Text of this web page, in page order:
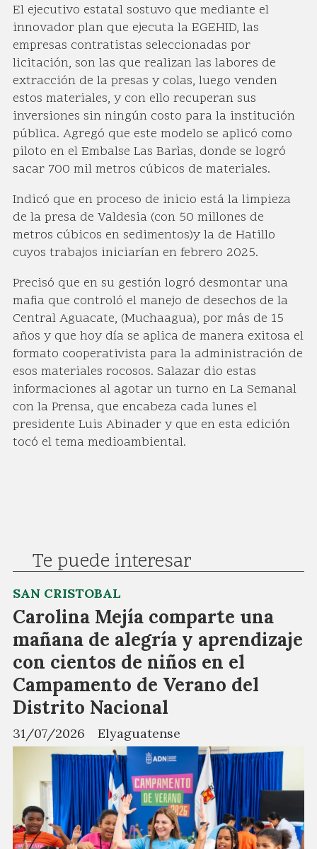
El ejecutivo estatal sostuvo que mediante el
innovador plan que ejecuta la EGEHID, las
empresas contratistas seleccionadas por
licitación, son las que realizan las labores de
extracción de la presas y colas, luego venden
estos materiales, y con ello recuperan sus
inversiones sin ningún costo para la institución
pública. Agregó que este modelo se aplicó como
piloto en el Embalse Las Barìas, donde se logró
sacar 700 mil metros cúbicos de materiales.
Indicó que en proceso de inicio está la limpieza
de la presa de Valdesia (con 50 millones de
metros cúbicos en sedimentos)y la de Hatillo
cuyos trabajos iniciarían en febrero 2025.
Precisó que en su gestión logró desmontar una
mafia que controló el manejo de desechos de la
Central Aguacate, (Muchaagua), por más de 15
años y que hoy día se aplica de manera exitosa el
formato cooperativista para la administración de
esos materiales rocosos. Salazar dio estas
informaciones al agotar un turno en La Semanal
con la Prensa, que encabeza cada lunes el
presidente Luis Abinader y que en esta edición
tocó el tema medioambiental.
Te puede interesar
Carolina Mejía comparte una
mañana de alegría y aprendizaje
con cientos de niños en el
Campamento de Verano del
Distrito Nacional
Elyaguatense
SAN CRISTOBAL
31/07/2026